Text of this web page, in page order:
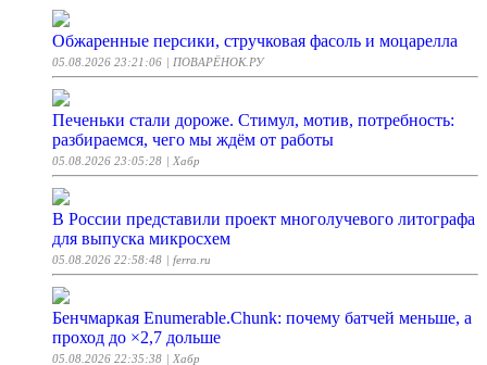
Обжаренные персики, стручковая фасоль и моцарелла
05.08.2026 23:21:06 | ПОВАРЁНОК.РУ
Печеньки стали дороже. Стимул, мотив, потребность:
разбираемся, чего мы ждём от работы
05.08.2026 23:05:28 | Хабр
В России представили проект многолучевого литографа
для выпуска микросхем
05.08.2026 22:58:48 | ferra.ru
Бенчмаркая Enumerable.Chunk: почему батчей меньше, а
проход до ×2,7 дольше
05.08.2026 22:35:38 | Хабр